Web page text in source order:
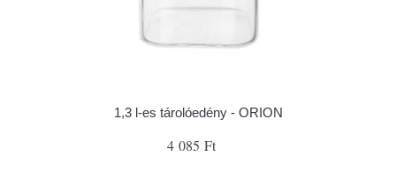
1,3 l-es tárolóedény - ORION
4 085 Ft